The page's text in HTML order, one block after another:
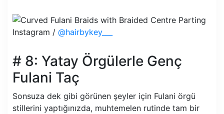
Instagram / @hairbykey___
# 8: Yatay Örgülerle Genç
Fulani Taç
Sonsuza dek gibi görünen şeyler için Fulani örgü
stillerini yaptığınızda, muhtemelen rutinde tam bir